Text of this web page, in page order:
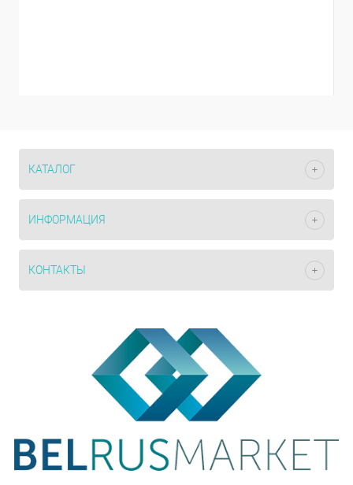
КАТАЛОГ
ИНФОРМАЦИЯ
КОНТАКТЫ